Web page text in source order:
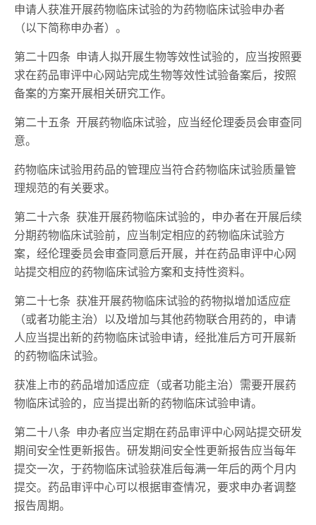
申请人获准开展药物临床试验的为药物临床试验申办者
（以下简称申办者）。
第二十四条 申请人拟开展生物等效性试验的，应当按照要
求在药品审评中心网站完成生物等效性试验备案后，按照
备案的方案开展相关研究工作。
第二十五条 开展药物临床试验，应当经伦理委员会审查同
意。
药物临床试验用药品的管理应当符合药物临床试验质量管
理规范的有关要求。
第二十六条 获准开展药物临床试验的，申办者在开展后续
分期药物临床试验前，应当制定相应的药物临床试验方
案，经伦理委员会审查同意后开展，并在药品审评中心网
站提交相应的药物临床试验方案和支持性资料。
第二十七条 获准开展药物临床试验的药物拟增加适应症
（或者功能主治）以及增加与其他药物联合用药的，申请
人应当提出新的药物临床试验申请，经批准后方可开展新
的药物临床试验。
获准上市的药品增加适应症（或者功能主治）需要开展药
物临床试验的，应当提出新的药物临床试验申请。
第二十八条 申办者应当定期在药品审评中心网站提交研发
期间安全性更新报告。研发期间安全性更新报告应当每年
提交一次，于药物临床试验获准后每满一年后的两个月内
提交。药品审评中心可以根据审查情况，要求申办者调整
报告周期。